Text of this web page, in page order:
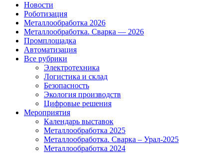
Новости
Роботизация
Металлообработка 2026
Металлообработка. Сварка — 2026
Промплощадка
Автоматизация
Все рубрики
Электротехника
Логистика и склад
Безопасность
Экология производств
Цифровые решения
Мероприятия
Календарь выставок
Металлообработка 2025
Металлообработка. Сварка – Урал-2025
Металлообработка 2024